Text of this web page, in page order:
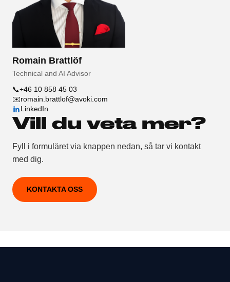
Romain Brattlöf
Technical and AI Advisor
📞+46 10 858 45 03
✉️romain.brattlof@avoki.com
LinkedIn
Vill du veta mer?
Fyll i formuläret via knappen nedan, så tar vi kontakt
med dig.
KONTAKTA OSS